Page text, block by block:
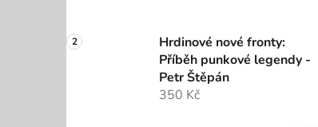
Hrdinové nové fronty:
Příběh punkové legendy -
Petr Štěpán
350 Kč